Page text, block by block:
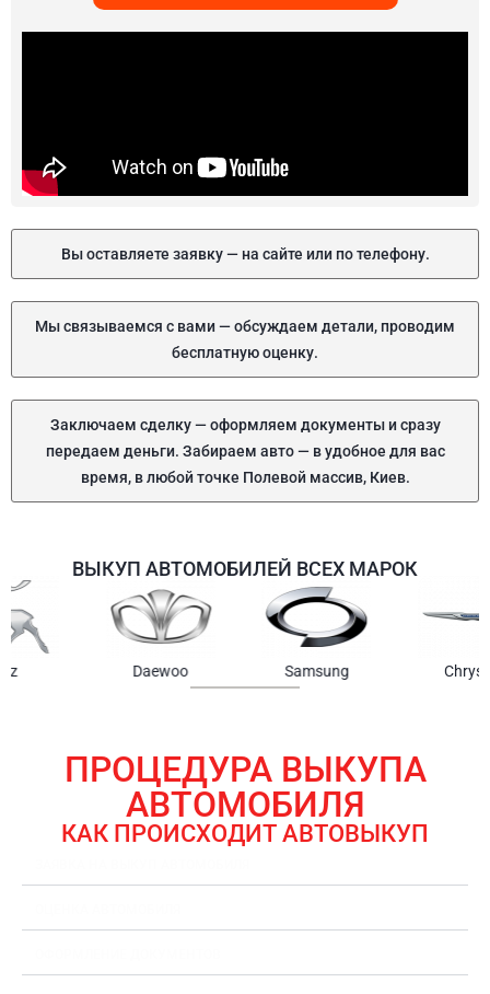
Вы оставляете заявку — на сайте или по телефону.
Мы связываемся с вами — обсуждаем детали, проводим
бесплатную оценку.
Заключаем сделку — оформляем документы и сразу
передаем деньги. Забираем авто — в удобное для вас
время, в любой точке Полевой массив, Киев.
ВЫКУП АВТОМОБИЛЕЙ ВСЕХ МАРОК
ПРОЦЕДУРА ВЫКУПА
АВТОМОБИЛЯ
КАК ПРОИСХОДИТ АВТОВЫКУП